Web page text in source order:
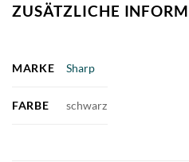
ZUSÄTZLICHE
MARKE Sharp
FARBE schwarz